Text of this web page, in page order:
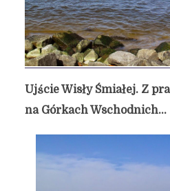
Ujście Wisły Śmiałej. Z
na Górkach Wschodnich…